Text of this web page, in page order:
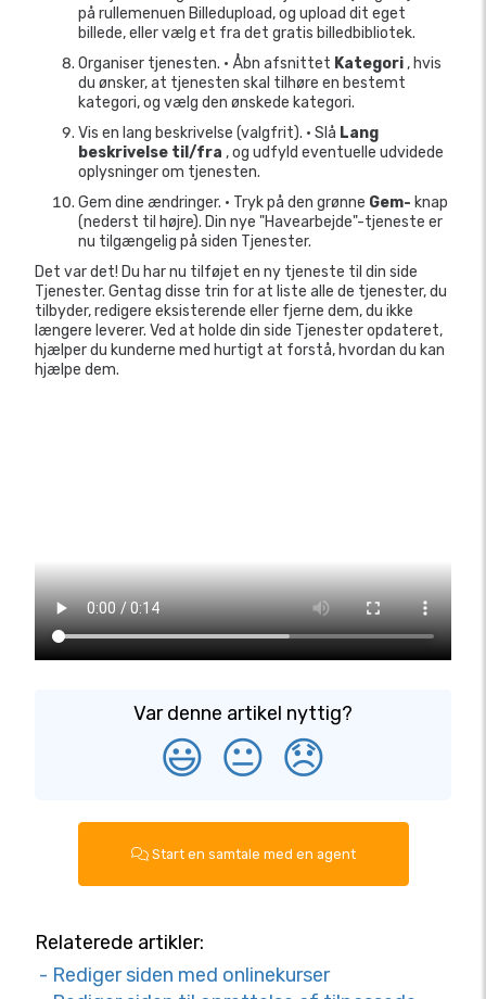
på rullemenuen Billedupload, og upload dit eget
billede, eller vælg et fra det gratis billedbibliotek.
Organiser tjenesten. • Åbn afsnittet Kategori , hvis
du ønsker, at tjenesten skal tilhøre en bestemt
kategori, og vælg den ønskede kategori.
Vis en lang beskrivelse (valgfrit). • Slå Lang
beskrivelse til/fra , og udfyld eventuelle udvidede
oplysninger om tjenesten.
Gem dine ændringer. • Tryk på den grønne Gem- knap
(nederst til højre). Din nye "Havearbejde"-tjeneste er
nu tilgængelig på siden Tjenester.
Det var det! Du har nu tilføjet en ny tjeneste til din side
Tjenester. Gentag disse trin for at liste alle de tjenester, du
tilbyder, redigere eksisterende eller fjerne dem, du ikke
længere leverer. Ved at holde din side Tjenester opdateret,
hjælper du kunderne med hurtigt at forstå, hvordan du kan
hjælpe dem.
Var denne artikel nyttig?
😃 😐 😞
Start en samtale med en agent
Relaterede artikler:
- Rediger siden med onlinekurser